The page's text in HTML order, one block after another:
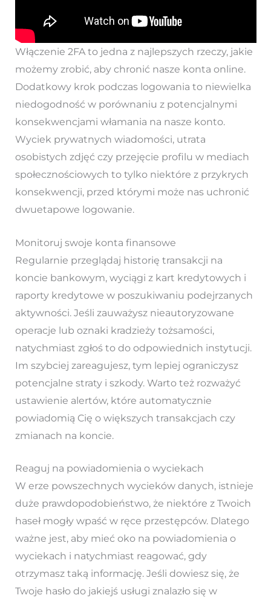
Włączenie 2FA to jedna z najlepszych rzeczy, jakie
możemy zrobić, aby chronić nasze konta online.
Dodatkowy krok podczas logowania to niewielka
niedogodność w porównaniu z potencjalnymi
konsekwencjami włamania na nasze konto.
Wyciek prywatnych wiadomości, utrata
osobistych zdjęć czy przejęcie profilu w mediach
społecznościowych to tylko niektóre z przykrych
konsekwencji, przed którymi może nas uchronić
dwuetapowe logowanie.
Monitoruj swoje konta finansowe
Regularnie przeglądaj historię transakcji na
koncie bankowym, wyciągi z kart kredytowych i
raporty kredytowe w poszukiwaniu podejrzanych
aktywności. Jeśli zauważysz nieautoryzowane
operacje lub oznaki kradzieży tożsamości,
natychmiast zgłoś to do odpowiednich instytucji.
Im szybciej zareagujesz, tym lepiej ograniczysz
potencjalne straty i szkody. Warto też rozważyć
ustawienie alertów, które automatycznie
powiadomią Cię o większych transakcjach czy
zmianach na koncie.
Reaguj na powiadomienia o wyciekach
W erze powszechnych wycieków danych, istnieje
duże prawdopodobieństwo, że niektóre z Twoich
haseł mogły wpaść w ręce przestępców. Dlatego
ważne jest, aby mieć oko na powiadomienia o
wyciekach i natychmiast reagować, gdy
otrzymasz taką informację. Jeśli dowiesz się, że
Twoje hasło do jakiejś usługi znalazło się w